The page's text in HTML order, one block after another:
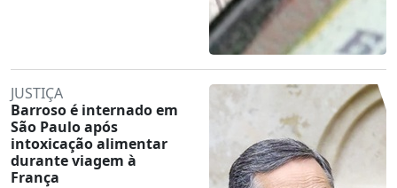
JUSTIÇA
Barroso é internado em
São Paulo após
intoxicação alimentar
durante viagem à
França